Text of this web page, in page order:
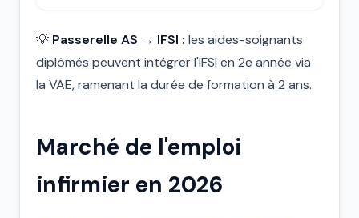
💡 Passerelle AS → IFSI : les aides-soignants
diplômés peuvent intégrer l'IFSI en 2e année via
la VAE, ramenant la durée de formation à 2 ans.
Marché de l'emploi
infirmier en 2026